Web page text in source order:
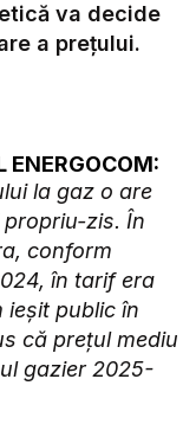
va decide
a prețului.
ENERGOCOM:
la gaz o are
zis. În
conform
în tarif era
ieșit public în
că prețul mediu
gazier 2025-